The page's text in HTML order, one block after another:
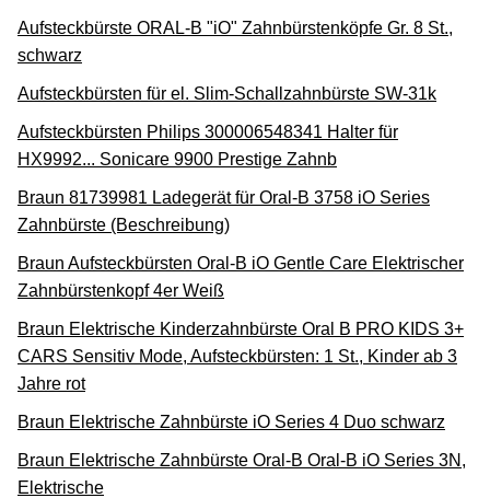
Aufsteckbürste ORAL-B "iO" Zahnbürstenköpfe Gr. 8 St.,
schwarz
Aufsteckbürsten für el. Slim-Schallzahnbürste SW-31k
Aufsteckbürsten Philips 300006548341 Halter für
HX9992... Sonicare 9900 Prestige Zahnb
Braun 81739981 Ladegerät für Oral-B 3758 iO Series
Zahnbürste (Beschreibung)
Braun Aufsteckbürsten Oral-B iO Gentle Care Elektrischer
Zahnbürstenkopf 4er Weiß
Braun Elektrische Kinderzahnbürste Oral B PRO KIDS 3+
CARS Sensitiv Mode, Aufsteckbürsten: 1 St., Kinder ab 3
Jahre rot
Braun Elektrische Zahnbürste iO Series 4 Duo schwarz
Braun Elektrische Zahnbürste Oral-B Oral-B iO Series 3N,
Elektrische